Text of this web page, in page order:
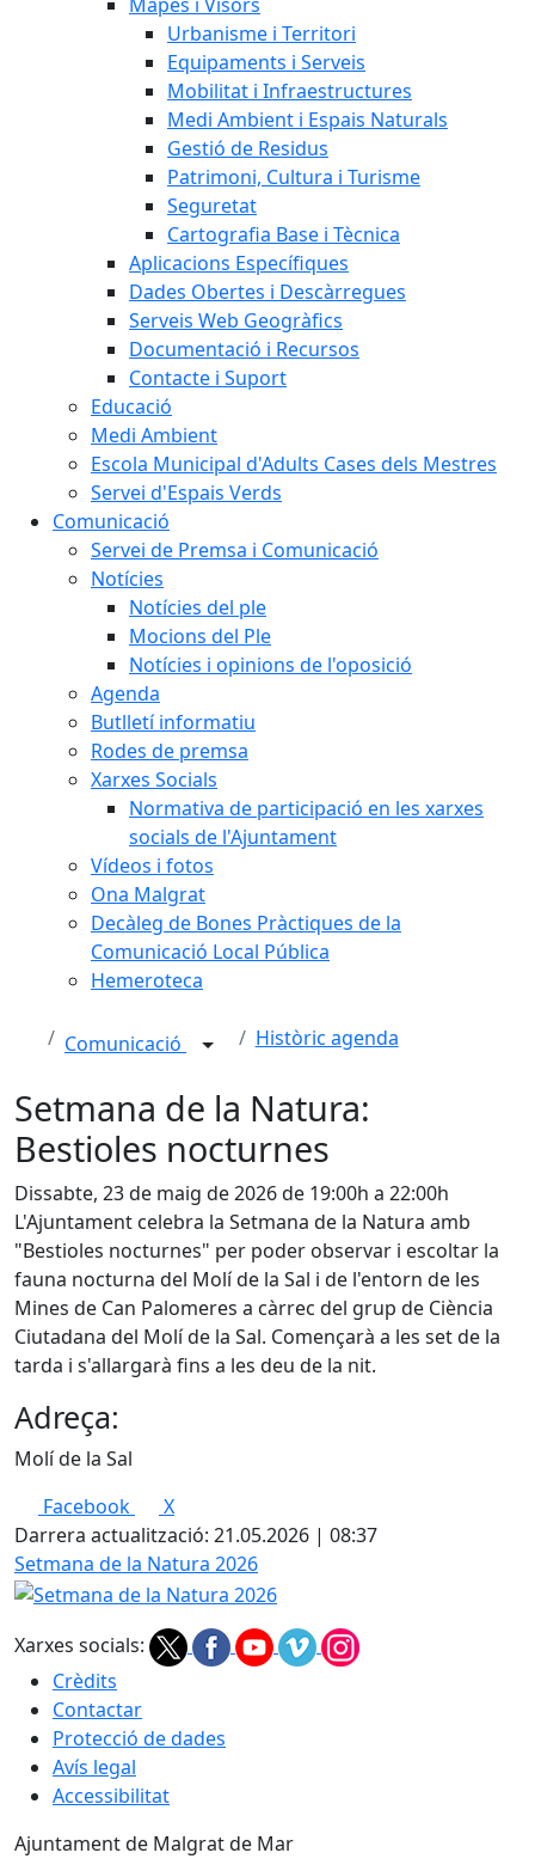
Urbanisme i Territori
Equipaments i Serveis
Mobilitat i Infraestructures
Medi Ambient i Espais Naturals
Gestió de Residus
Patrimoni, Cultura i Turisme
Seguretat
Cartografia Base i Tècnica
Aplicacions Específiques
Dades Obertes i Descàrregues
Serveis Web Geogràfics
Documentació i Recursos
Contacte i Suport
Educació
Medi Ambient
Escola Municipal d'Adults Cases dels Mestres
Servei d'Espais Verds
Comunicació
Servei de Premsa i Comunicació
Notícies
Notícies del ple
Mocions del Ple
Notícies i opinions de l'oposició
Agenda
Butlletí informatiu
Rodes de premsa
Xarxes Socials
Normativa de participació en les xarxes
socials de l'Ajuntament
Vídeos i fotos
Ona Malgrat
Decàleg de Bones Pràctiques de la
Comunicació Local Pública
Hemeroteca
Comunicació Històric agenda
Setmana de la Natura:
Bestioles nocturnes
Dissabte, 23 de maig de 2026 de 19:00h a 22:00h
L'Ajuntament celebra la Setmana de la Natura amb
"Bestioles nocturnes" per poder observar i escoltar la
fauna nocturna del Molí de la Sal i de l'entorn de les
Mines de Can Palomeres a càrrec del grup de Ciència
Ciutadana del Molí de la Sal. Començarà a les set de la
tarda i s'allargarà fins a les deu de la nit.
Adreça:
Molí de la Sal
Facebook
X
Darrera actualització: 21.05.2026 | 08:37
Setmana de la Natura 2026
Xarxes socials:
Crèdits
Contactar
Protecció de dades
Avís legal
Accessibilitat
Ajuntament de Malgrat de Mar